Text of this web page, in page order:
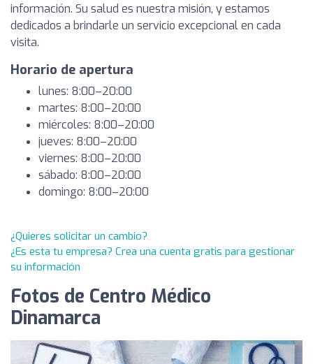
información. Su salud es nuestra misión, y estamos
dedicados a brindarle un servicio excepcional en cada
visita.
Horario de apertura
lunes: 8:00–20:00
martes: 8:00–20:00
miércoles: 8:00–20:00
jueves: 8:00–20:00
viernes: 8:00–20:00
sábado: 8:00–20:00
domingo: 8:00–20:00
¿Quieres solicitar un cambio?
¿Es esta tu empresa? Crea una cuenta gratis para gestionar
su información
Fotos de Centro Médico
Dinamarca